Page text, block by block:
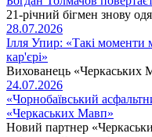
21-річний бігмен знову
28.07.2026
Ілля Упир: «Такі моменти
кар'єрі»
Вихованець «Черкаських
24.07.2026
«Чорнобаївський
«Черкаських Мавп»
Новий партнер